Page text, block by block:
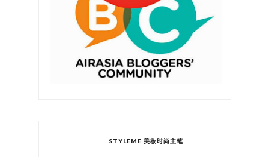
STYLEME 美妆时尚主笔